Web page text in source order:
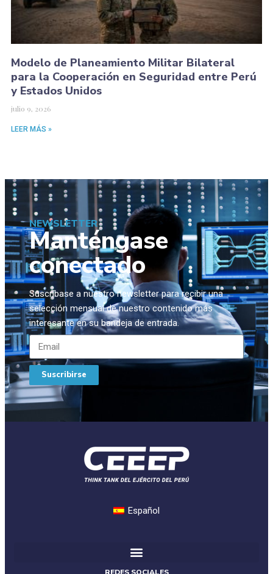
Modelo de Planeamiento Militar Bilateral
para la Cooperación en Seguridad entre Perú
y Estados Unidos
julio 9, 2026
LEER MÁS »
NEWSLETTER
Manténgase
conectado
Suscríbase a nuestro newsletter para recibir una
selección mensual de nuestro contenido más
interesante en su bandeja de entrada.
Suscribirse
Español